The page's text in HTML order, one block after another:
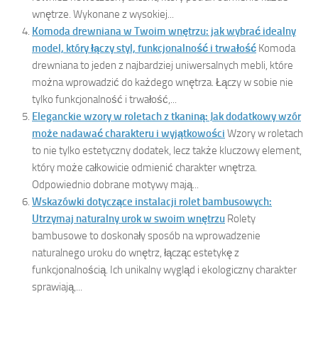
wnętrze. Wykonane z wysokiej...
Komoda drewniana w Twoim wnętrzu: jak wybrać idealny
model, który łączy styl, funkcjonalność i trwałość Komoda
drewniana to jeden z najbardziej uniwersalnych mebli, które
można wprowadzić do każdego wnętrza. Łączy w sobie nie
tylko funkcjonalność i trwałość,...
Eleganckie wzory w roletach z tkaniną: Jak dodatkowy wzór
może nadawać charakteru i wyjątkowości Wzory w roletach
to nie tylko estetyczny dodatek, lecz także kluczowy element,
który może całkowicie odmienić charakter wnętrza.
Odpowiednio dobrane motywy mają...
Wskazówki dotyczące instalacji rolet bambusowych:
Utrzymaj naturalny urok w swoim wnętrzu Rolety
bambusowe to doskonały sposób na wprowadzenie
naturalnego uroku do wnętrz, łącząc estetykę z
funkcjonalnością. Ich unikalny wygląd i ekologiczny charakter
sprawiają,...